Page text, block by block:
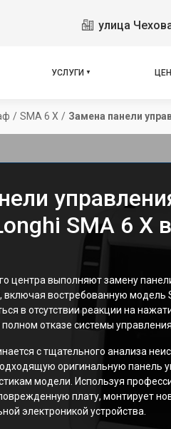
улица
УСЛУГИ
/ SMA 6 X / Замена панели
SMA 6 X
центра выполняют замену
востребованную модель
в отсутствии реакции на
отказе системы управления.
с тщательного анализа
оригинальную панель
модели. Используя
плату, монтирует
электроникой устройства.